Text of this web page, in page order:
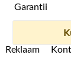
Garantii
Reklaam